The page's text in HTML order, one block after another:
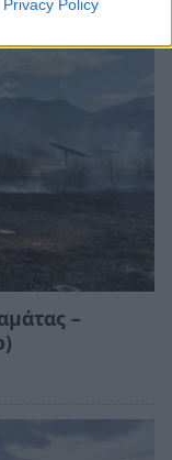
Privacy Policy
–